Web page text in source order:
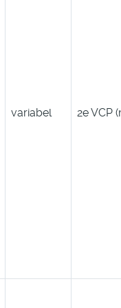
variabel 2e VCP